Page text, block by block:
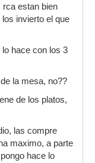
rca estan bien
invierto el que
lo hace con los 3
la mesa, no??
de los platos,
las compre
maximo, a parte
hace lo